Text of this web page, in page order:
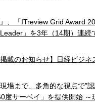
』、「ITreview Grid Award
」を3年（14期）連続
掲載のお知らせ】日経ビジ
場まで、多角的な視点で”
度サーベイ」を提供開始